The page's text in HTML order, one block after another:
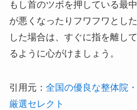
もし首のツボを押している最
が悪くなったりフワフワとし
した場合は、すぐに指を離し
るように心がけましょう。
引用元： 全国の優良な整体院
厳選セレクト